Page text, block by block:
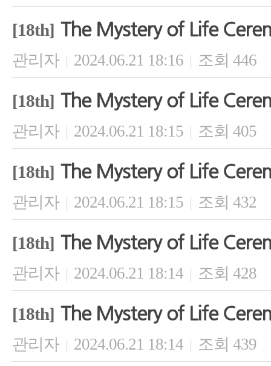
[18th] The Mystery of Life
관리자 | 2024.06.21 18:16 | 조회 446
[18th] The Mystery of Life
관리자 | 2024.06.21 18:15 | 조회 405
[18th] The Mystery of Life
관리자 | 2024.06.21 18:15 | 조회 432
[18th] The Mystery of Life
관리자 | 2024.06.21 18:14 | 조회 428
[18th] The Mystery of Life
관리자 | 2024.06.21 18:14 | 조회 439